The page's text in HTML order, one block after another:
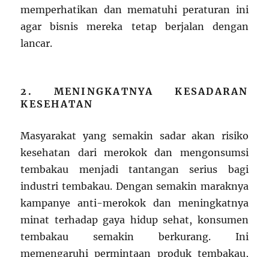
memperhatikan dan mematuhi peraturan ini
agar bisnis mereka tetap berjalan dengan
lancar.
2. MENINGKATNYA KESADARAN
KESEHATAN
Masyarakat yang semakin sadar akan risiko
kesehatan dari merokok dan mengonsumsi
tembakau menjadi tantangan serius bagi
industri tembakau. Dengan semakin maraknya
kampanye anti-merokok dan meningkatnya
minat terhadap gaya hidup sehat, konsumen
tembakau semakin berkurang. Ini
memengaruhi permintaan produk tembakau,